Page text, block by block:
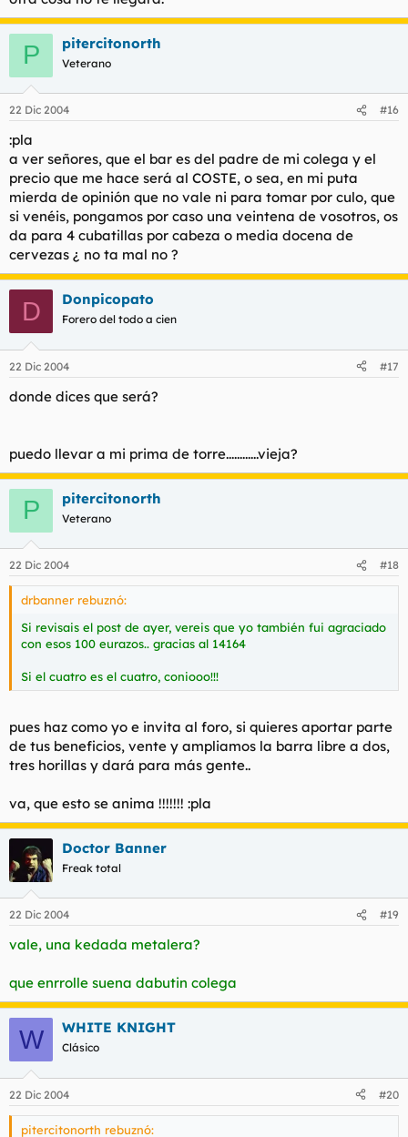
P pitercitonorth
Veterano
22 Dic 2004 #16
:pla
a ver señores, que el bar es del padre de mi colega y el
precio que me hace será al COSTE, o sea, en mi puta
mierda de opinión que no vale ni para tomar por culo, que
si venéis, pongamos por caso una veintena de vosotros, os
da para 4 cubatillas por cabeza o media docena de
cervezas ¿ no ta mal no ?
D Donpicopato
Forero del todo a cien
22 Dic 2004 #17
donde dices que será?
puedo llevar a mi prima de torre............vieja?
P pitercitonorth
Veterano
22 Dic 2004 #18
drbanner rebuznó:
Si revisais el post de ayer, vereis que yo también fui agraciado
con esos 100 eurazos.. gracias al 14164
Si el cuatro es el cuatro, coniooo!!!
pues haz como yo e invita al foro, si quieres aportar parte
de tus beneficios, vente y ampliamos la barra libre a dos,
tres horillas y dará para más gente..
va, que esto se anima !!!!!!! :pla
Doctor Banner
Freak total
22 Dic 2004 #19
vale, una kedada metalera?
que enrrolle suena dabutin colega
W WHITE KNIGHT
Clásico
22 Dic 2004 #20
pitercitonorth rebuznó: